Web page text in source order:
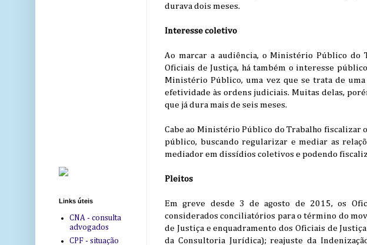
durava dois meses.
Interesse coletivo
Ao marcar a audiência, o Ministério Público do
Oficiais de Justiça, há também o interesse
Ministério Público, uma vez que se trata de
efetividade às ordens judiciais. Muitas delas,
que já dura mais de seis meses.
Cabe ao Ministério Público do Trabalho fiscalizar
público, buscando regularizar e mediar as
mediador em dissídios coletivos e podendo
Pleitos
Em greve desde 3 de agosto de 2015, os
considerados conciliatórios para o término do
de Justiça e enquadramento dos Oficiais de
da Consultoria Jurídica); reajuste da
Links úteis
CNA - consulta
advogados
CPF - situação